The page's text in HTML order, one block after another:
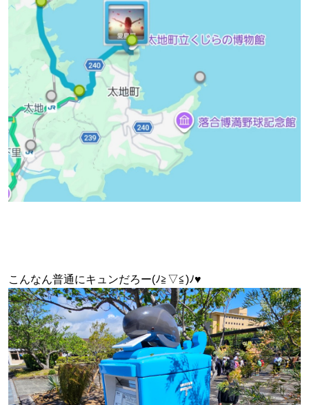
こんなん普通にキュンだろー(ﾉ≧▽≦)ﾉ♥️